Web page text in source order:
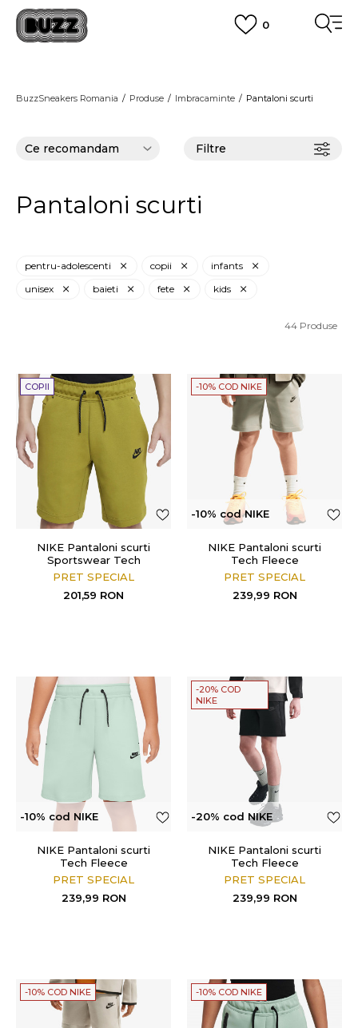
0
3 rate fără dobândă fără card de credit cu Klarna
BuzzSneakers Romania Produse Imbracaminte Pantaloni scurti
Filtre
Pantaloni scurti
pentru-adolescenti copii
infants
unisex
baieti fete kids
44 Produse
COPII
NIKE Pantaloni scurti
Sportswear Tech
PRET SPECIAL
201,59 RON
-10% COD NIKE
-10% cod NIKE
NIKE Pantaloni scurti
Tech Fleece
PRET SPECIAL
239,99 RON
-10% cod NIKE
NIKE Pantaloni scurti
Tech Fleece
PRET SPECIAL
239,99 RON
-20% COD
NIKE
-20% cod NIKE
NIKE Pantaloni scurti
Tech Fleece
PRET SPECIAL
239,99 RON
-10% COD NIKE -10% COD NIKE